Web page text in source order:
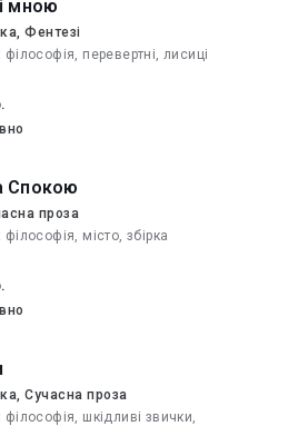
мною
Фентезі
філософія, перевертні, лисиці
Спокою
проза
філософія, місто, збірка
Сучасна проза
філософія, шкідливі звички,